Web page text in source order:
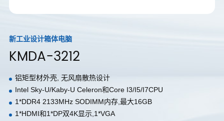
新工业设计箱体电脑
KMDA-3212
铝矩型材外壳, 无风扇散热设计
Intel Sky-U/Kaby-U Celeron和Core I3/I5/I7CPU
1*DDR4 2133MHz SODIMM内存,最大16GB
1*HDMI和1*DP双4K显示,1*VGA